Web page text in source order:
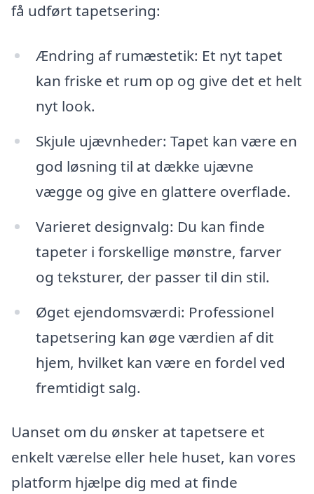
få udført tapetsering:
Ændring af rumæstetik: Et nyt tapet
kan friske et rum op og give det et helt
nyt look.
Skjule ujævnheder: Tapet kan være en
god løsning til at dække ujævne
vægge og give en glattere overflade.
Varieret designvalg: Du kan finde
tapeter i forskellige mønstre, farver
og teksturer, der passer til din stil.
Øget ejendomsværdi: Professionel
tapetsering kan øge værdien af dit
hjem, hvilket kan være en fordel ved
fremtidigt salg.
Uanset om du ønsker at tapetsere et
enkelt værelse eller hele huset, kan vores
platform hjælpe dig med at finde